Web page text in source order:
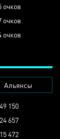
очков
очков
очков
Альянсы
150
657
472